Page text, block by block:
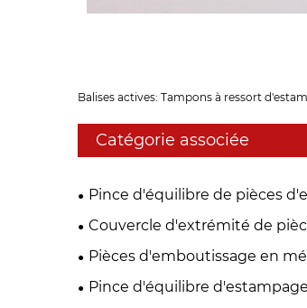
Balises actives: Tampons à ressort
Catégorie associée
Pince d'équilibre de pièces
Couvercle d'extrémité de
métal
Pièces d'emboutissage en
support de balais de carbone
Pince d'équilibre